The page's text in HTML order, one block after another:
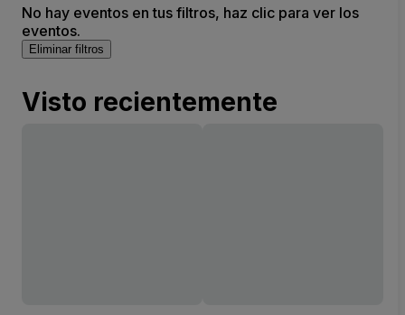
No hay eventos en tus filtros, haz clic para ver los
eventos.
Eliminar filtros
Visto recientemente